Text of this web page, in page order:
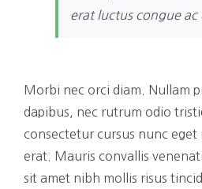
erat luctus congue ac
Morbi nec orci diam. Nullam
dapibus, nec rutrum odio
consectetur cursus nunc
erat. Mauris convallis
sit amet nibh mollis risus